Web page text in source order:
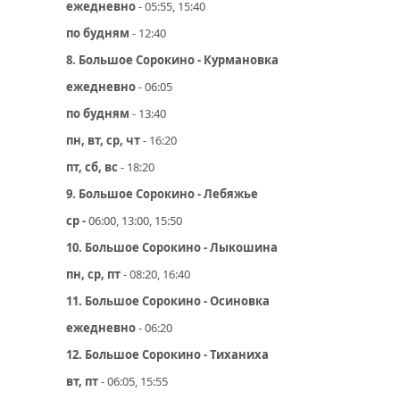
ежедневно- 05:55, 15:40
по будням - 12:40
8. Большое Сорокино - Курмановка
ежедневно- 06:05
по будням - 13:40
пн, вт, ср, чт- 16:20
пт, сб, вс - 18:20
9. Большое Сорокино - Лебяжье
ср -06:00, 13:00, 15:50
10. Большое Сорокино - Лыкошина
пн, ср, пт- 08:20, 16:40
11. Большое Сорокино - Осиновка
ежедневно- 06:20
12. Большое Сорокино - Тиханиха
вт, пт- 06:05, 15:55